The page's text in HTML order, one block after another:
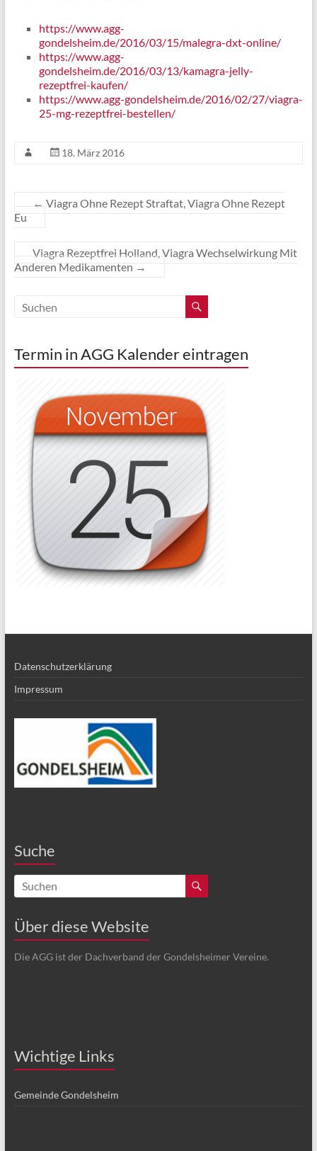
https://www.agg-
gondelsheim.de/2016/03/15/malegra-dxt-online/
https://www.agg-
gondelsheim.de/2016/03/13/kamagra-jelly-
rezeptfrei-kaufen/
https://www.agg-gondelsheim.de/2016/02/27/viagra-
25-mg-rezeptfrei-bestellen/
18. März 2016
← Viagra Ohne Rezept Straftat, Viagra Ohne Rezept
Eu
Viagra Rezeptfrei Holland, Viagra Wechselwirkung Mit
Anderen Medikamenten →
Termin in AGG Kalender eintragen
Datenschutzerklärung
Impressum
Suche
Über diese Website
Die AGG ist der Dachverband der Gondelsheimer Vereine.
Wichtige Links
Gemeinde Gondelsheim